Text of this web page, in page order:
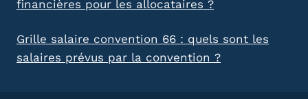
financières pour les allocataires ?
Grille salaire convention 66 : quels sont les
salaires prévus par la convention ?